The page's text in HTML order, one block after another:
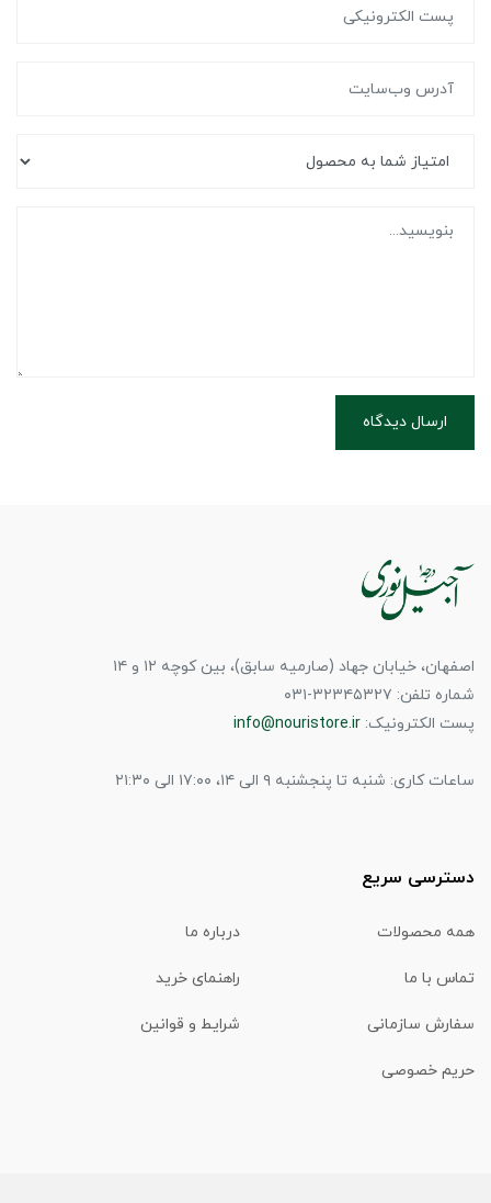
ارسال دیدگاه
اصفهان، خیابان جهاد (صارمیه سابق)، بین کوچه ۱۲ و ۱۴
شماره تلفن: ۳۲۳۴۵۳۲۷-۰۳۱
پست الکترونیک: info@nouristore.ir
ساعات کاری: شنبه تا پنجشنبه ۹ الی ۱۴، ۱۷:۰۰ الی ۲۱:۳۰
دسترسی سریع
همه محصولات درباره ما
تماس با ما راهنمای خرید
سفارش سازمانی شرایط و قوانین
حریم خصوصی